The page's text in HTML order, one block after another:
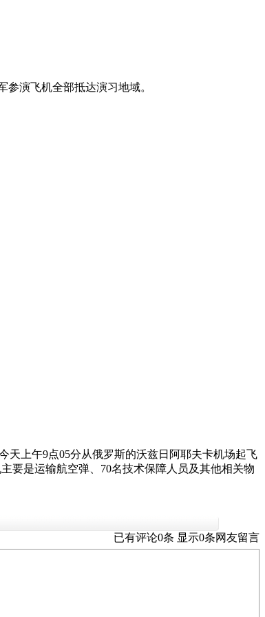
参演飞机全部抵达演习地域。
上午9点05分从俄罗斯的沃兹日阿耶夫卡机场起飞
要是运输航空弹、70名技术保障人员及其他相关物
已有评论0条 显示0条网友留言